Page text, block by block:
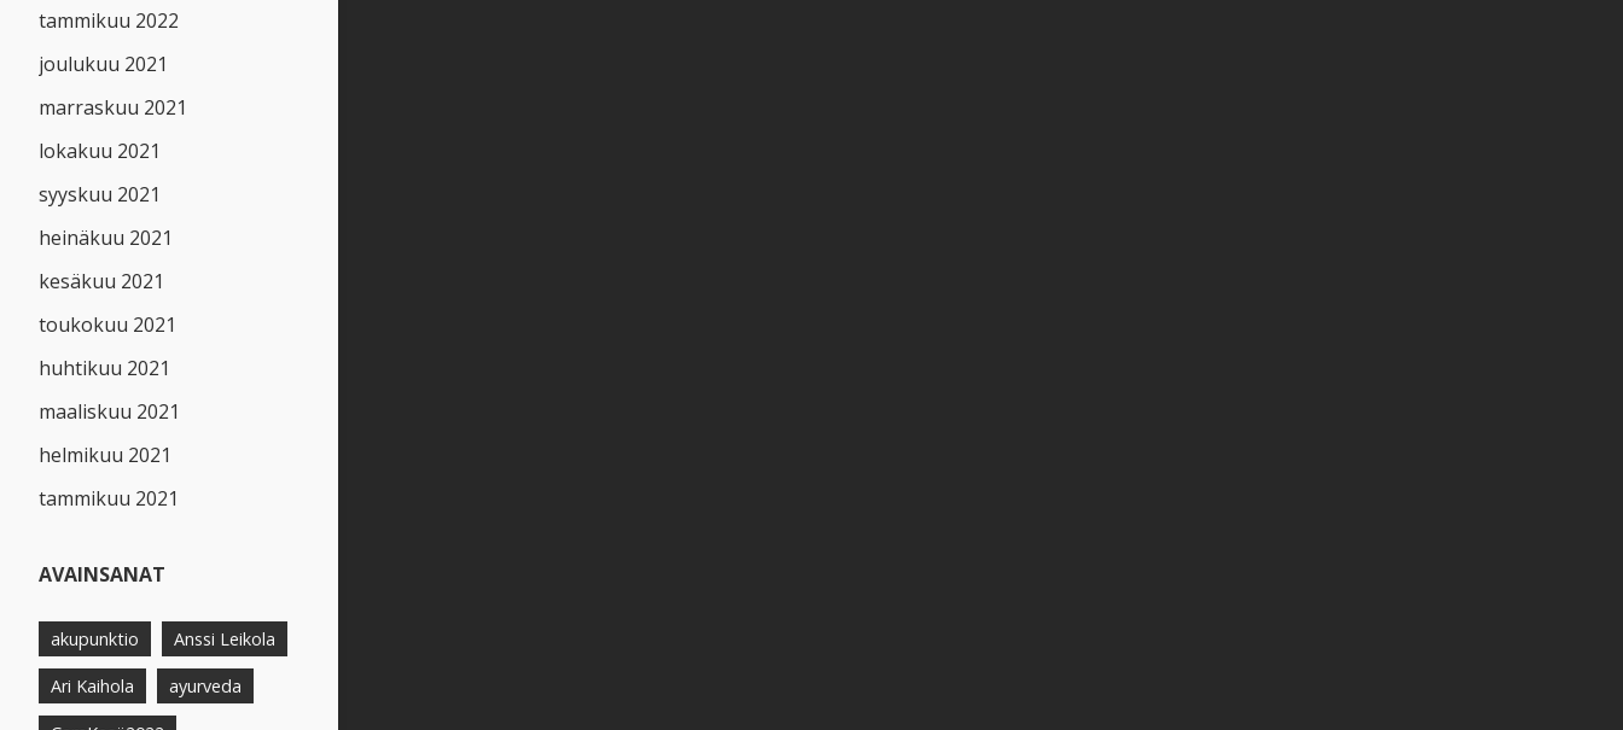
tammikuu 2022
joulukuu 2021
marraskuu 2021
lokakuu 2021
syyskuu 2021
heinäkuu 2021
kesäkuu 2021
toukokuu 2021
huhtikuu 2021
maaliskuu 2021
helmikuu 2021
tammikuu 2021
AVAINSANAT
akupunktio Anssi Leikola
Ari Kaihola ayurveda